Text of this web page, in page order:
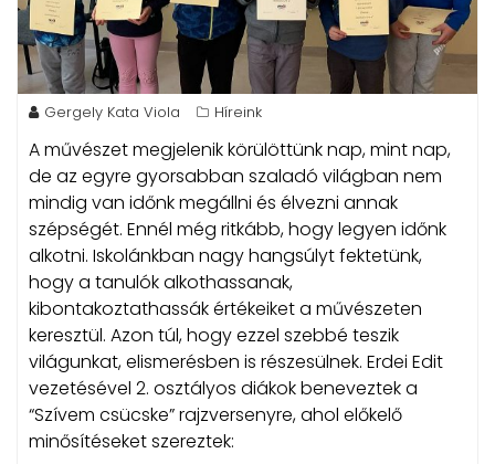
Gergely Kata Viola Híreink
A művészet megjelenik körülöttünk nap, mint nap,
de az egyre gyorsabban szaladó világban nem
mindig van időnk megállni és élvezni annak
szépségét. Ennél még ritkább, hogy legyen időnk
alkotni. Iskolánkban nagy hangsúlyt fektetünk,
hogy a tanulók alkothassanak,
kibontakoztathassák értékeiket a művészeten
keresztül. Azon túl, hogy ezzel szebbé teszik
világunkat, elismerésben is részesülnek. Erdei Edit
vezetésével 2. osztályos diákok beneveztek a
“Szívem csücske” rajzversenyre, ahol előkelő
minősítéseket szereztek: